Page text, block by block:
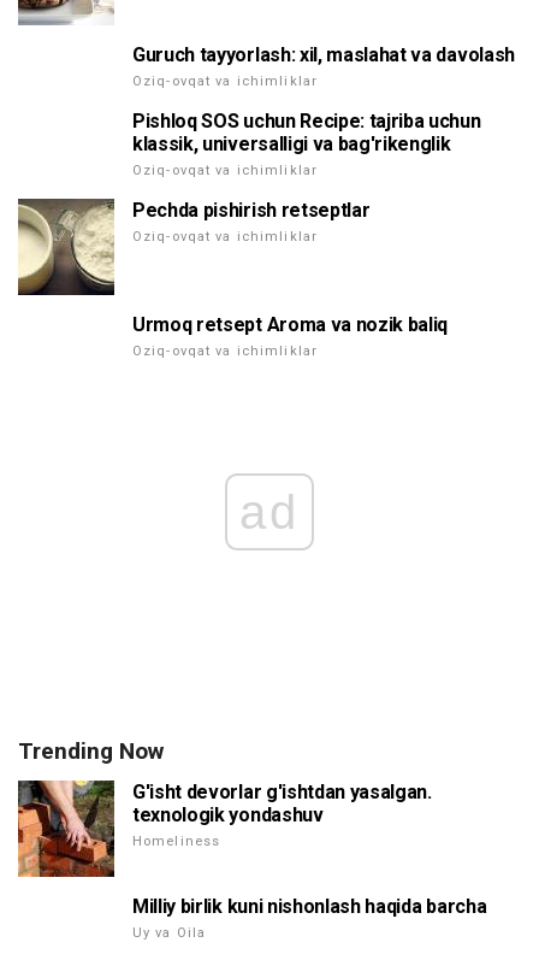
Guruch tayyorlash: xil, maslahat va davolash
Oziq-ovqat va ichimliklar
Pishloq SOS uchun Recipe: tajriba uchun
klassik, universalligi va bag'rikenglik
Oziq-ovqat va ichimliklar
Pechda pishirish retseptlar
Oziq-ovqat va ichimliklar
Urmoq retsept Aroma va nozik baliq
Oziq-ovqat va ichimliklar
ad
Trending Now
G'isht devorlar g'ishtdan yasalgan.
texnologik yondashuv
Homeliness
Milliy birlik kuni nishonlash haqida barcha
Uy va Oila